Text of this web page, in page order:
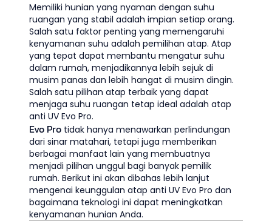
Memiliki hunian yang nyaman dengan suhu
ruangan yang stabil adalah impian setiap orang.
Salah satu faktor penting yang memengaruhi
kenyamanan suhu adalah pemilihan atap. Atap
yang tepat dapat membantu mengatur suhu
dalam rumah, menjadikannya lebih sejuk di
musim panas dan lebih hangat di musim dingin.
Salah satu pilihan atap terbaik yang dapat
menjaga suhu ruangan tetap ideal adalah atap
anti UV Evo Pro.
Evo Pro tidak hanya menawarkan perlindungan
dari sinar matahari, tetapi juga memberikan
berbagai manfaat lain yang membuatnya
menjadi pilihan unggul bagi banyak pemilik
rumah. Berikut ini akan dibahas lebih lanjut
mengenai keunggulan atap anti UV Evo Pro dan
bagaimana teknologi ini dapat meningkatkan
kenyamanan hunian Anda.